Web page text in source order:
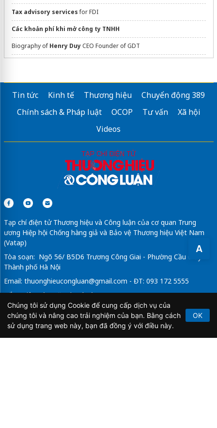
A
Tax advisory servicesfor FDI
Các khoản phí khi mở công ty TNHH
Biography of Henry DuyCEO Founder of GDT
Tin tức Kinh tế Thương hiệu
Chuyển động 389
Chính sách & Pháp luật
OCOP Tư vấn
Xã hội
Videos
Tạp chí điện tử Thương hiệu và Công luận của cơ quan Trung
ương Hiệp hội Chống hàng giả và Bảo vệ Thương hiệu Việt Nam
(Vatap)
Tòa soạn: Ngõ 56/ B5D6 Trương Công Giai - Phường Cầu Giấy -
Thành phố Hà Nội
Email: thuonghieucongluan@gmail.com - ĐT: 093 172 5555
Tổng Biên Tập: Vũ Đức Thuận
Giấy phép hoạt động báo chí điện tử số 64/GP-BTTTT do Bộ
Thông tin và Truyền thông cấp ngày 21/2/2020.
Chúng tôi sử dụng Cookie để cung cấp dịch vụ của
chúng tôi và nâng cao trải nghiệm của bạn. Bằng cách
sử dụng trang web này, bạn đã đồng ý với điều này.
OK